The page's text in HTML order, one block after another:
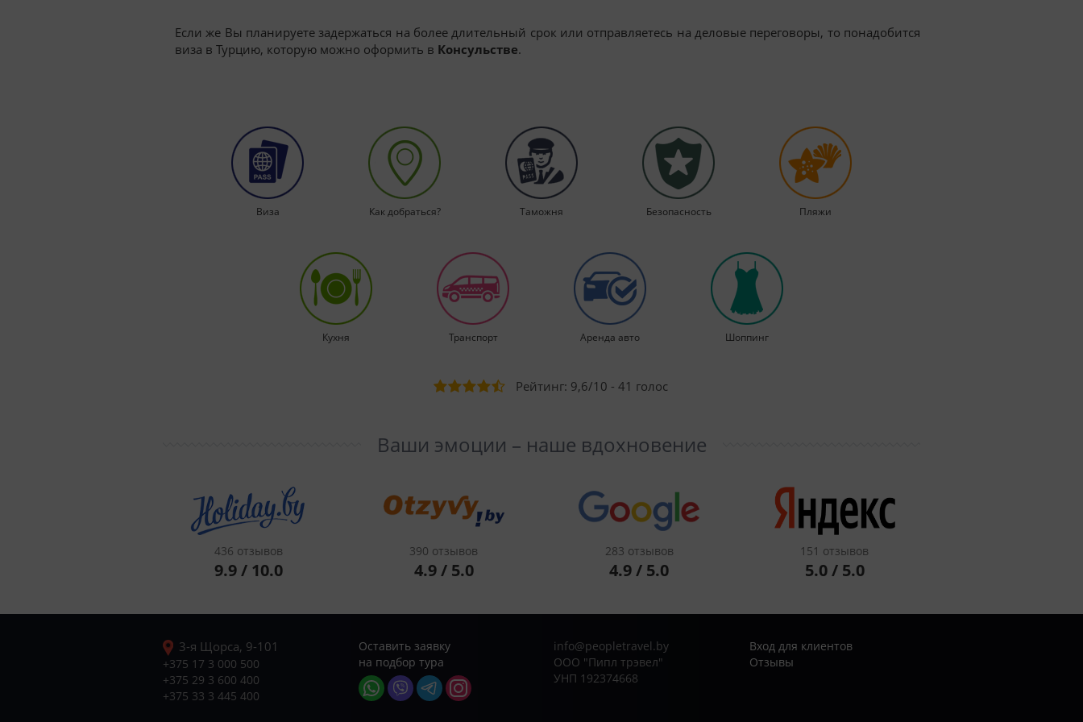
Если же Вы планируете задержаться на более длительный срок или отправляетесь на деловые переговоры, то понадобится
виза в Турцию, которую можно оформить в Консульстве.
Виза Как добраться? Таможня Безопасность Пляжи
Кухня Транспорт Аренда авто Шоппинг
Рейтинг: 9,6/10 - 41 голос
Ваши эмоции – наше вдохновение
436 отзывов
9.9 / 10.0
390 отзывов
4.9 / 5.0
283 отзывов
4.9 / 5.0
151 отзывов
5.0 / 5.0
3-я Щорса, 9-101
+375 17 3 000 500
+375 29 3 600 400
+375 33 3 445 400
Оставить заявку
на подбор тура
info@peopletravel.by
ООО "Пипл трэвел"
УНП 192374668
Вход для клиентов
Отзывы